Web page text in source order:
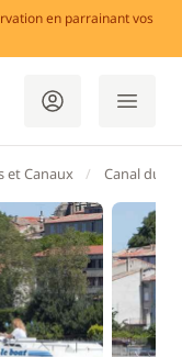
en parrainant vos
et Canaux Canal du